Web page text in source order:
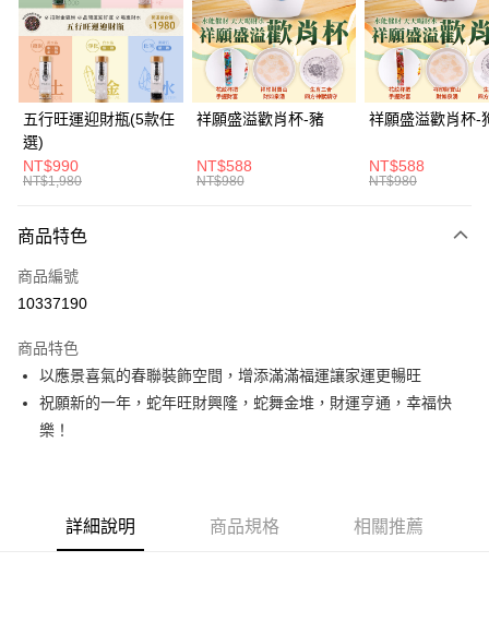
街口支付
悠遊付
Google Pay
全支付
大哥付你分期
【大哥付你分期使用說明】
2.付款方式選擇「大哥付你分期」，訂單成立後會自動跳轉到大哥付的交易
流程，驗證手機門號後，選擇欲分期的期數、繳款截止日，確認付款後即完
3.實際核准額度、可分期數及費用金額請依後續交易確認頁面所載為準。
4.訂單成立30分鐘內，如未前往確認交易或遇審核未通過，訂單將自動取
消。如遇「轉專審核」未通過狀況，表示未達大哥付你分期系統評分，恕無
法說明評估內容。
1.分期款項不併入電信帳單，「大哥付你分期」於每月結算日後寄送繳費提
【注意事項】
1.本服務係由「台灣大哥大股份有限公司」（以下簡稱本公司）所提供，讓
貨到付款
運送方式
付款後全家取貨(訂單門檻$4000以下)
每筆NT$120，滿NT$1,500(含以上)免運費
付款後7-11取貨(訂單門檻$4000以下)
每筆NT$120，滿NT$1,500(含以上)免運費
五行旺運迎財瓶(5款任
選)
NT$990
NT$1,980
祥願盛溢歡肖杯-豬
NT$588
NT$980
祥願盛溢歡肖杯-
NT$588
NT$980
商品特色
商品編號
10337190
商品特色
以應景喜氣的春聯裝飾空間，增添滿滿福運讓家運更暢旺
祝願新的一年，蛇年旺財興隆，蛇舞金堆，財運亨通，幸福快
樂！
詳細說明 商品規格 相關推薦